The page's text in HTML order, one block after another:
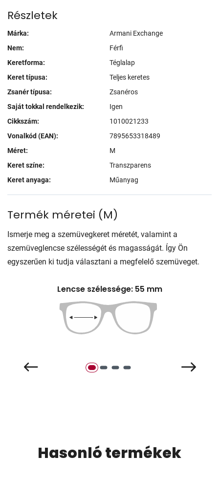
Részletek
Márka:
Armani Exchange
Nem:
Férfi
Keretforma:
Téglalap
Keret típusa:
Teljes keretes
Zsanér típusa:
Zsanéros
Saját tokkal rendelkezik:
Igen
Cikkszám:
1010021233
Vonalkód (EAN):
7895653318489
Méret:
M
Keret színe:
Transzparens
Keret anyaga:
Műanyag
Termék méretei (M)
Ismerje meg a szemüvegkeret méretét, valamint a
szemüveglencse szélességét és magasságát. Így Ön
egyszerűen ki tudja választani a megfelelő szemüveget.
Lencse szélessége: 55 mm
Hasonló termékek